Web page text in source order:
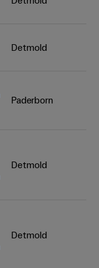
Detmold
Paderborn
Detmold
Detmold